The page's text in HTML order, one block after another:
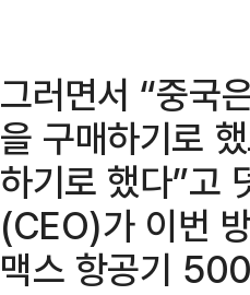
그러면서 “중국
을 구매하기로
하기로 했다”고
(CEO)가 이번
맥스 항공기